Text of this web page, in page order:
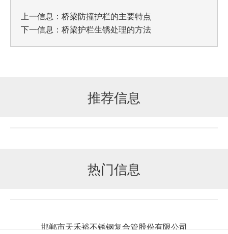
上一信息： 桥梁防撞护栏的主要特点
下一信息： 桥梁护栏生锈处理的方法
推荐信息
热门信息
邯郸市天禾裕不锈钢复合管股份有限公司